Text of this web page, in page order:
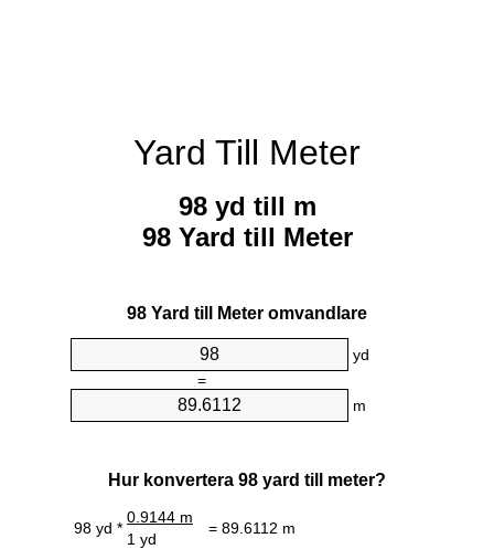
Yard Till Meter
98 yd till m
98 Yard till Meter
98 Yard till Meter omvandlare
yd
=
m
Hur konvertera 98 yard till meter?
98 yd *
0.9144 m
= 89.6112 m
1 yd